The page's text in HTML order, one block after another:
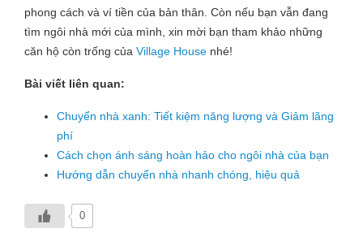
phong cách và ví tiền của bản thân. Còn nếu bạn vẫn đang
tìm ngôi nhà mới của mình, xin mời bạn tham khảo những
căn hộ còn trống của Village House nhé!
Bài viết liên quan:
Chuyển nhà xanh: Tiết kiệm năng lượng và Giảm lãng
phí
Cách chọn ánh sáng hoàn hảo cho ngôi nhà của bạn
Hướng dẫn chuyển nhà nhanh chóng, hiệu quả
0